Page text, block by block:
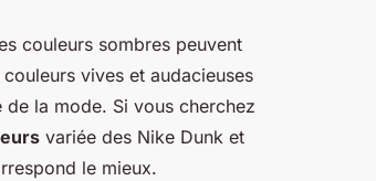
couleurs sombres peuvent
vives et audacieuses
la mode. Si vous cherchez
variée des Nike Dunk et
le mieux.